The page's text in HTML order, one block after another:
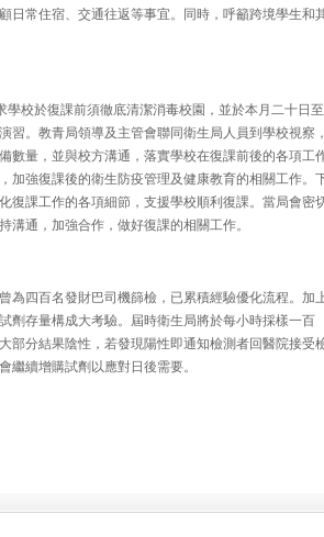
日常住宿、交通往返等事宜。同時，呼籲跨境學生和
校於復課前須徹底清潔消毒校園，並於本月二十日至
習。教青局領導及主管會聯同衛生局人員到學校視察，
數量，並與校方溝通，落實學校在復課前後的各項工
加強復課後的衛生防疫管理及健康教育的相關工作。
復課工作的各項細節，支援學校順利復課。當局會密
溝通，加強合作，做好復課的相關工作。
四百名發財巴司機篩檢，已累積經驗優化流程。加
劑存量構成大考驗。屆時衛生局將於每小時採樣一百
部分結果陰性，若發現陽性即通知檢測者回醫院接受
繼續增購試劑以應對日後需要。